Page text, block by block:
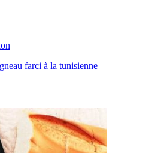
farci à la tunisienne